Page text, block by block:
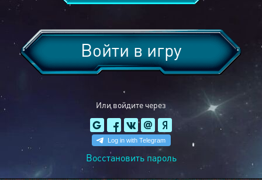
Или войдите через
Войти в игру
Восстановить пароль